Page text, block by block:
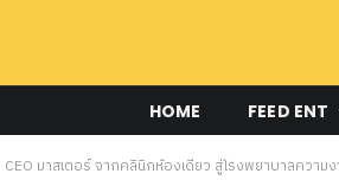
HOME FEED ENT
CEO มาสเตอร์ จากคลินิกห้องเดียว สู่โรงพยาบาลความ